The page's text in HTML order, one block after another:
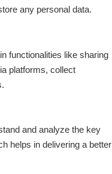
any personal data.
functionalities like sharing
platforms, collect
and analyze the key
helps in delivering a better